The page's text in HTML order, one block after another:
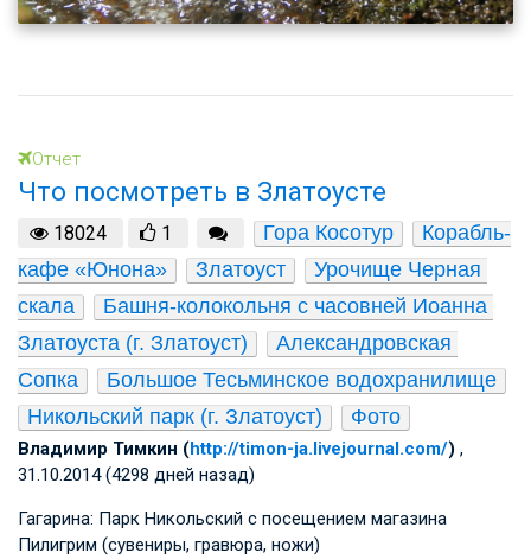
Отчет
Что посмотреть в Златоусте
18024 1 Гора Косотур
Корабль-
кафе «Юнона»
Златоуст
Урочище Черная
скала
Башня-колокольня с часовней Иоанна
Златоуста (г. Златоуст)
Александровская
Сопка
Большое Тесьминское водохранилище
Никольский парк (г. Златоуст)
Фото
Владимир Тимкин (http://timon-ja.livejournal.com/) ,
31.10.2014 (4298 дней назад)
Гагарина: Парк Никольский с посещением магазина
Пилигрим (сувениры, гравюра, ножи)